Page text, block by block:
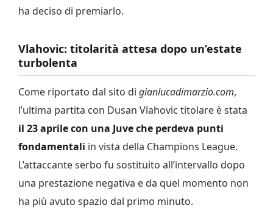
ha deciso di premiarlo.
Vlahovic: titolarità attesa dopo un’estate
turbolenta
Come riportato dal sito di gianlucadimarzio.com,
l’ultima partita con Dusan Vlahovic titolare è stata
il 23 aprile con una Juve che perdeva punti
fondamentali in vista della Champions League.
L’attaccante serbo fu sostituito all’intervallo dopo
una prestazione negativa e da quel momento non
ha più avuto spazio dal primo minuto.